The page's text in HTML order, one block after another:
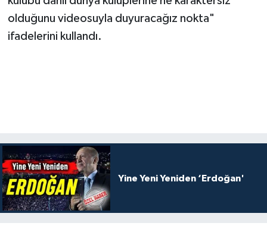
olduğunu videosuyla duyuracağız nokta"
ifadelerini kullandı.
Yine Yeni Yeniden ‘Erdoğan'